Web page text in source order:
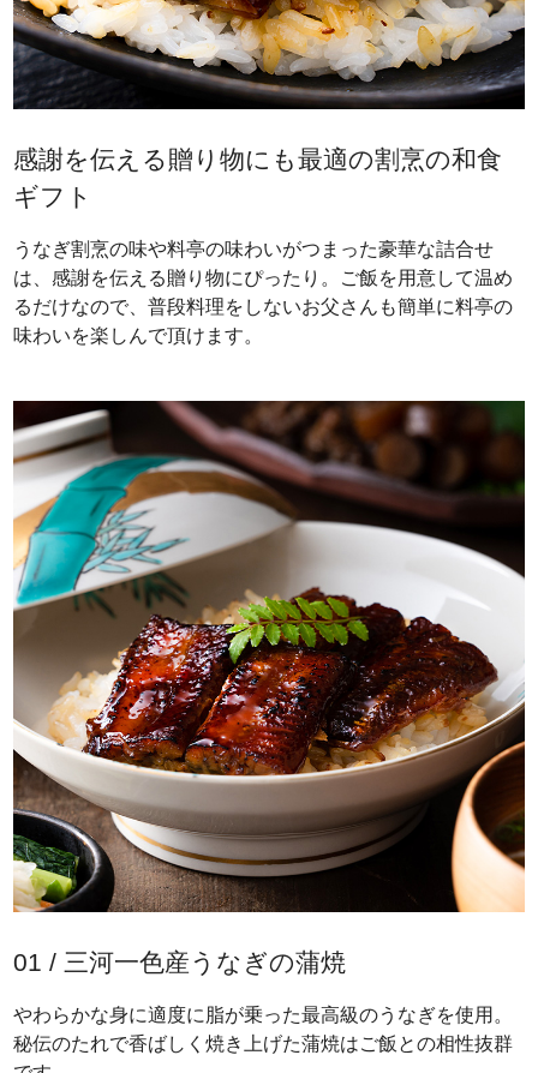
感謝を伝える贈り物にも最適の割烹の和食
ギフト
うなぎ割烹の味や料亭の味わいがつまった豪華な詰合せ
は、感謝を伝える贈り物にぴったり。ご飯を用意して温め
るだけなので、普段料理をしないお父さんも簡単に料亭の
味わいを楽しんで頂けます。
01 / 三河一色産うなぎの蒲焼
やわらかな身に適度に脂が乗った最高級のうなぎを使用。
秘伝のたれで香ばしく焼き上げた蒲焼はご飯との相性抜群